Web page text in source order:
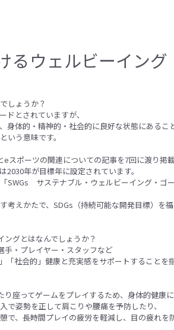
るウェルビーイング
しょうか？
ドとされていますが、
体的・精神的・社会的に良好な状態にあるこ
いう意味です。
スポーツの関連についての記事を7回に渡り掲
年が目標年に設定されています。
SWGs サステナブル・ウェルビーイング・ゴ
考えかたで、SDGs（持続可能な開発目標）を
グとはなんでしょうか？
・プレイヤー・スタッフなど
「社会的」健康と充実感をサポートすることを指
座ってゲームをプレイするため、身体的健康に
姿勢を正して肩こりや腰痛を予防したり、
で、長時間プレイの疲労を軽減し、目の疲れを